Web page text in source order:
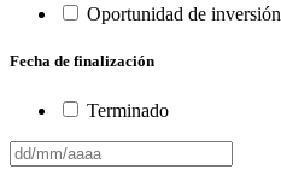
Oportunidad de inversión
Fecha de finalización
Terminado